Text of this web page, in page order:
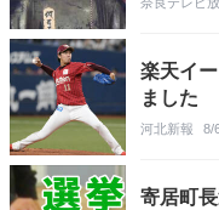
楽天イ
ました
河北新報 8/
寄居町